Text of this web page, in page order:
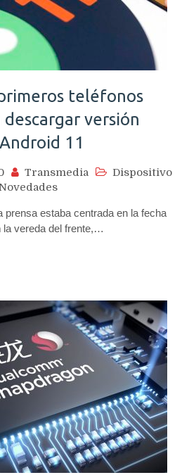
teléfonos
versión
11
Transmedia
Dispositivo
prensa estaba centrada en la fecha
la vereda del frente,…